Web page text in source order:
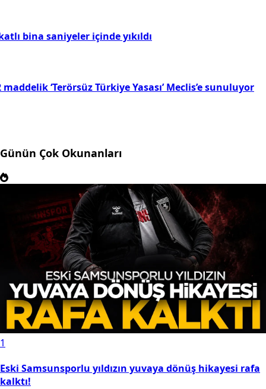
bina saniyeler içinde yıkıldı
maddelik ‘Terörsüz Türkiye Yasası’ Meclis’e sunuluyor
Günün Çok Okunanları
1
Eski Samsunsporlu yıldızın yuvaya dönüş hikayesi rafa
kalktı!